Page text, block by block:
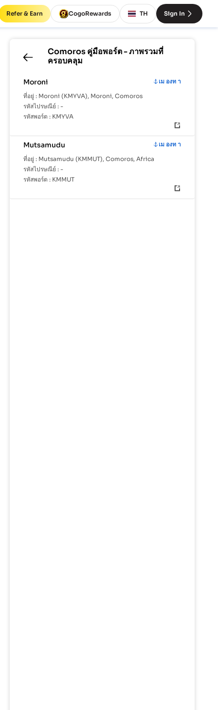
Refer & Earn CogoRewards TH Sign In
Comorosคู่มือพอร์ต - ภาพรวมที่
ครอบคลุม
Moroni
เม องท า
ที่อยู่ : Moroni (KMYVA), Moroni, Comoros
รหัสไปรษณีย์ : -
รหัสพอร์ต : KMYVA
Mutsamudu
เม องท า
ที่อยู่ : Mutsamudu (KMMUT), Comoros, Africa
รหัสไปรษณีย์ : -
รหัสพอร์ต : KMMUT